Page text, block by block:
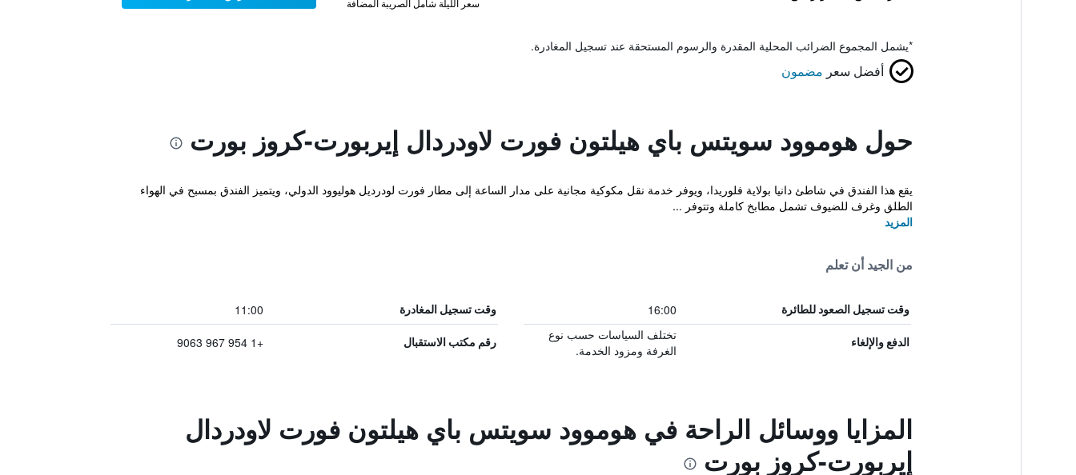
سعر الليلة شامل الصريبة المضافة
*يشمل المجموع الضرائب المحلية المقدرة والرسوم المستحقة عند تسجيل المغادرة.
أفضل سعر مضمون
حول هوموود سويتس باي هيلتون فورت لاودردال إيربورت-كروز بورت
يقع هذا الفندق في شاطئ دانيا بولاية فلوريدا، ويوفر خدمة نقل مكوكية مجانية على مدار الساعة إلى مطار فورت لودرديل هوليوود الدولي، ويتميز الفندق بمسبح في الهواء
الطلق وغرف للضيوف تشمل مطابخ كاملة وتتوفر ...
المزيد
من الجيد أن تعلم
وقت تسجيل الصعود للطائرة 16:00 وقت تسجيل المغادرة 11:00
الدفع والإلغاء
تختلف السياسات حسب نوع
الغرفة ومزود الخدمة.
رقم مكتب الاستقبال +1 954 967 9063
المزايا ووسائل الراحة في هوموود سويتس باي هيلتون فورت لاودردال
إيربورت-كروز بورت